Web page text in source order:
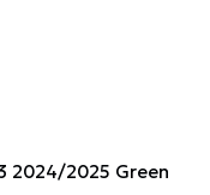
2024/2025 Green